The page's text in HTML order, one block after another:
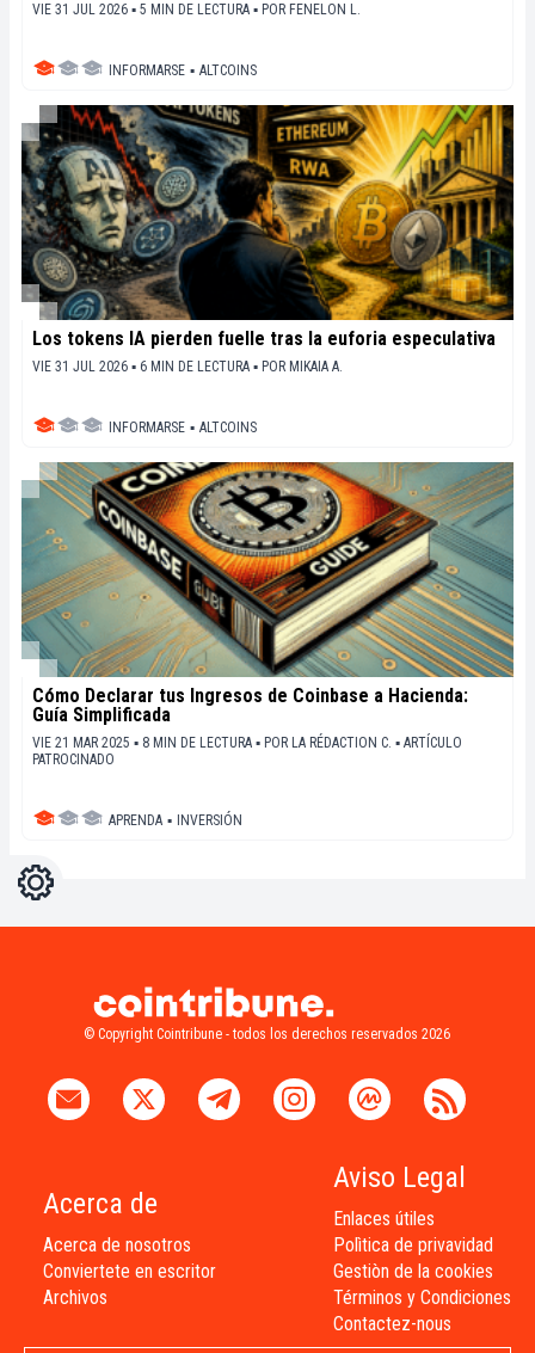
VIE 31 JUL 2026 ▪ 5 MIN DE LECTURA ▪ POR FENELON L.
INFORMARSE ▪ ALTCOINS
Los tokens IA pierden fuelle tras la euforia especulativa
VIE 31 JUL 2026 ▪ 6 MIN DE LECTURA ▪ POR MIKAIA A.
INFORMARSE ▪ ALTCOINS
Cómo Declarar tus Ingresos de Coinbase a Hacienda:
Guía Simplificada
VIE 21 MAR 2025 ▪ 8 MIN DE LECTURA ▪ POR LA RÉDACTION C. ▪ ARTÍCULO
PATROCINADO
APRENDA ▪ INVERSIÓN
Ajustes
© Copyright Cointribune - todos los derechos reservados 2026
Acerca de
Acerca de nosotros
Conviertete en escritor
Archivos
Aviso Legal
Enlaces útiles
Polìtica de privavidad
Gestiòn de la cookies
Términos y Condiciones
Contactez-nous